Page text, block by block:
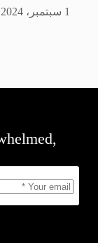
1 سبتمبر، 2024